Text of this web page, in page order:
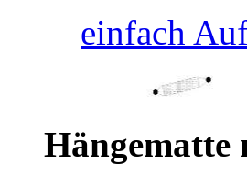
einfach
Hängematte